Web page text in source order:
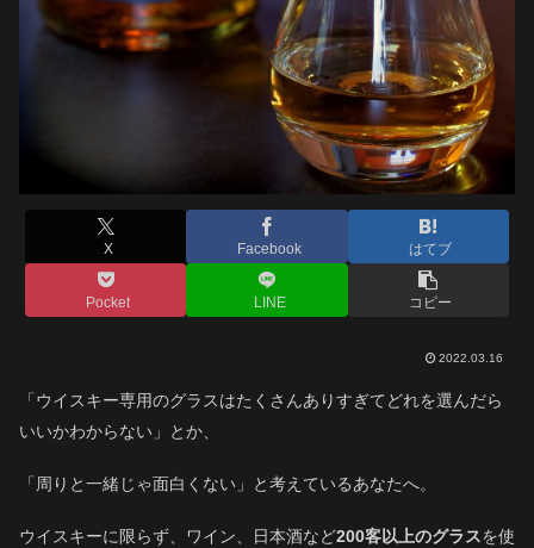
X Facebook はてブ
Pocket LINE コピー
2022.03.16
「ウイスキー専用のグラスはたくさんありすぎてどれを選んだら
いいかわからない」とか、
「周りと一緒じゃ面白くない」と考えているあなたへ。
ウイスキーに限らず、ワイン、日本酒など200客以上のグラスを使